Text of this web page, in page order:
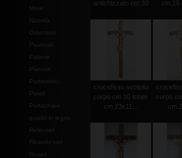
Mitrie
Natività
Ostensori
Pastorali
Patene
Pianete
Portaviatici
Piviali
Portachiavi
quadri in legno
Reliquiari
Ricambi vari
Rosari
antichizzato cm.30
cm.15
crocefisso scolpito
corpo cm.10 totale
cm.23x11...
corpo